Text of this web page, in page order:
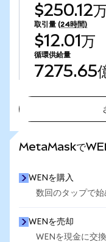
$250.12
取引量 (24時間)
$12.01万
循環供給量
7275.65
MetaMaskで
WENを購入
数回のタップで始
WENを売却
WENを現金に交換